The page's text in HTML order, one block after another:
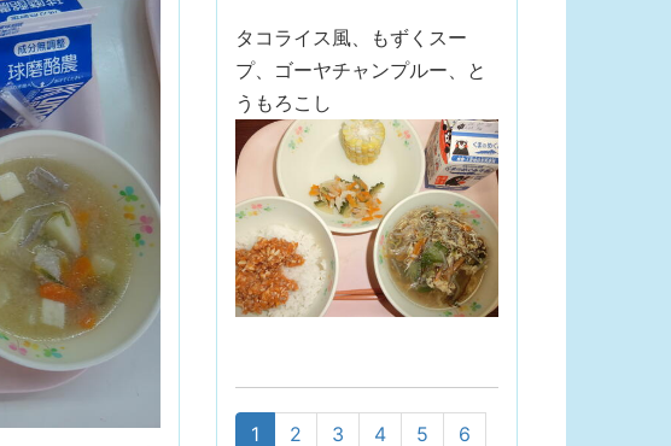
タコライス風、もずくスー
プ、ゴーヤチャンプルー、と
うもろこし
1 2 3 4 5
6